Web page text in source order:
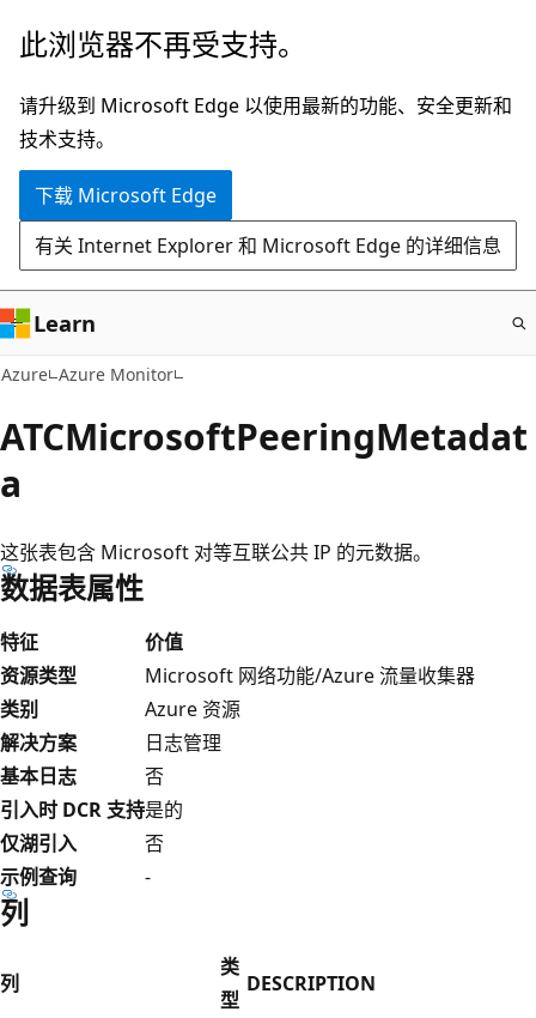
跳
主
要
内
此浏览器不再受支持。
请升级到 Microsoft Edge 以使用最新的功能、安全更新和
技术支持。
下载 Microsoft Edge
有关 Internet Explorer 和 Microsoft Edge 的详细信息
Learn
Azure Azure Monitor
ATCMicrosoftPeeringMetadat
a
这张表包含 Microsoft 对等互联公共 IP 的元数据。
数据表属性
特征
价值
资源类型
Microsoft 网络功能/Azure 流量收集器
类别
Azure 资源
解决方案
日志管理
基本日志
否
引入时 DCR 支持是的
仅湖引入
否
示例查询
-
列
列
类
型
DESCRIPTION